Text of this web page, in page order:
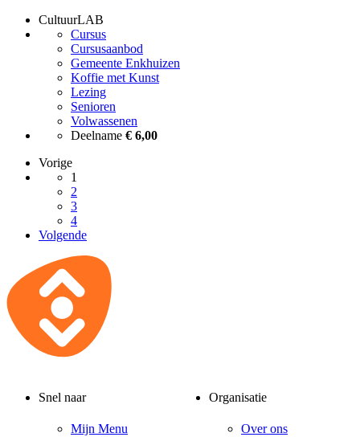
CultuurLAB
Cursus
Cursusaanbod
Gemeente Enkhuizen
Koffie met Kunst
Lezing
Senioren
Volwassenen
Deelname € 6,00
Vorige
1
2
3
4
Volgende
Snel naar
Mijn Menu
Organisatie
Over ons